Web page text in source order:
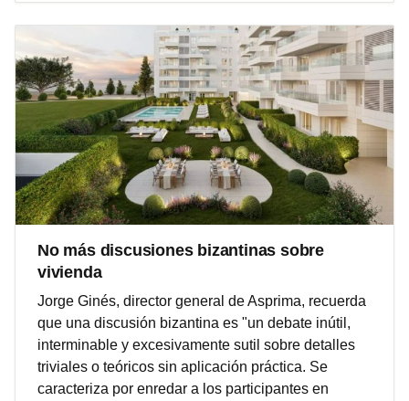
No más discusiones bizantinas sobre
vivienda
Jorge Ginés, director general de Asprima, recuerda
que una discusión bizantina es "un debate inútil,
interminable y excesivamente sutil sobre detalles
triviales o teóricos sin aplicación práctica. Se
caracteriza por enredar a los participantes en